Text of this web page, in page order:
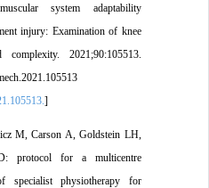
system adaptability
injury: Examination of knee
complexity. 2021;90:105513.
M, Carson A, Goldstein LH,
protocol for a multicentre
of specialist physiotherapy for